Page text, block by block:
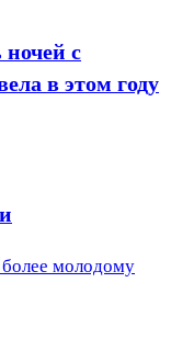
с
в этом году
молодому